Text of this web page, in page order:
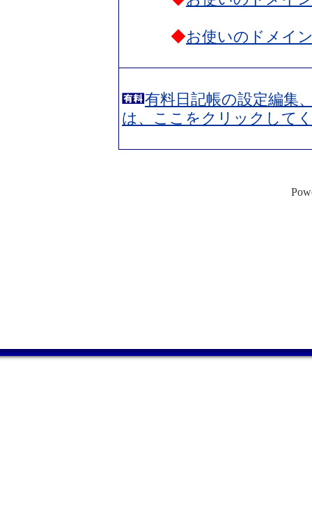
◆お使いのドメイ
有料日記帳の設定編集
は、ここをクリックして